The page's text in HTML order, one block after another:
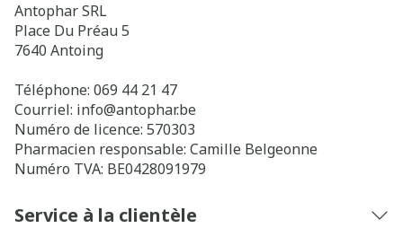
Antophar SRL
Place Du Préau 5
7640 Antoing
Téléphone: 069 44 21 47
Courriel: info@antophar.be
Numéro de licence: 570303
Pharmacien responsable: Camille Belgeonne
Numéro TVA: BE0428091979
Service à la clientèle